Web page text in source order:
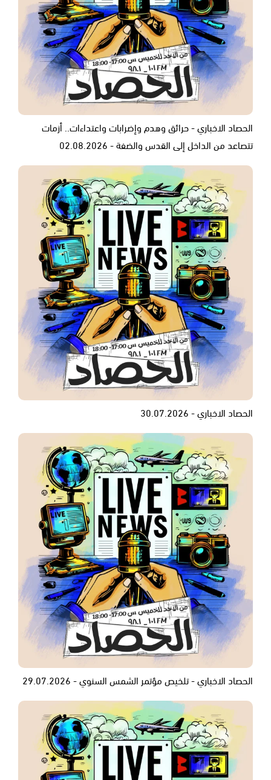
الحصاد الاخباري - حرائق وهدم وإضرابات واعتداءات.. أزمات
تتصاعد من الداخل إلى القدس والضفة - 02.08.2026
الحصاد الاخباري - 30.07.2026
الحصاد الاخباري - تلخيص مؤتمر الشمس السنوي - 29.07.2026